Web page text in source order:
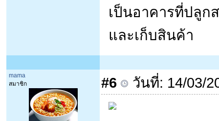
เป็นอาคารที่ปลูก
และเก็บสินค้า
mama
สมาชิก
#6 วันที่: 14/03/